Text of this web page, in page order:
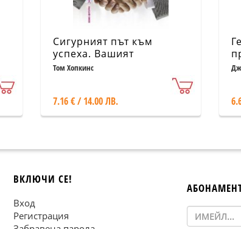
Сигурният път към
успеха. Вашият
пътеводител към успеха
Том Хопкинс
7.16 € / 14.00 ЛВ.
ВКЛЮЧИ СЕ!
Вход
Регистрация